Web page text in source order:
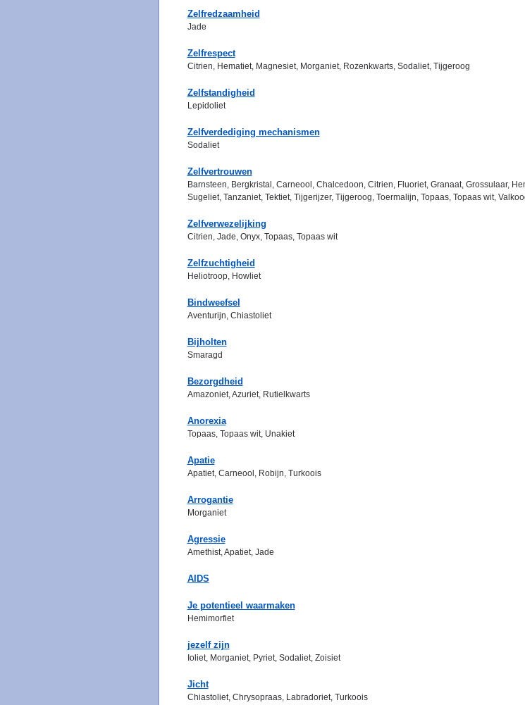
Zelfredzaamheid
Jade
Zelfrespect
Citrien, Hematiet, Magnesiet, Morganiet, Rozenkwarts, Sodaliet, Tijgeroog
Zelfstandigheid
Lepidoliet
Zelfverdediging mechanismen
Sodaliet
Zelfvertrouwen
Barnsteen, Bergkristal, Carneool, Chalcedoon, Citrien, Fluoriet, Granaat, Grossulaar,
Sugeliet, Tanzaniet, Tektiet, Tijgerijzer, Tijgeroog, Toermalijn, Topaas, Topaas wit,
Zelfverwezelijking
Citrien, Jade, Onyx, Topaas, Topaas wit
Zelfzuchtigheid
Heliotroop, Howliet
Bindweefsel
Aventurijn, Chiastoliet
Bijholten
Smaragd
Bezorgdheid
Amazoniet, Azuriet, Rutielkwarts
Anorexia
Topaas, Topaas wit, Unakiet
Apatie
Apatiet, Carneool, Robijn, Turkoois
Arrogantie
Morganiet
Agressie
Amethist, Apatiet, Jade
AIDS
Je potentieel waarmaken
Hemimorfiet
jezelf zijn
Ioliet, Morganiet, Pyriet, Sodaliet, Zoisiet
Jicht
Chiastoliet, Chrysopraas, Labradoriet, Turkoois